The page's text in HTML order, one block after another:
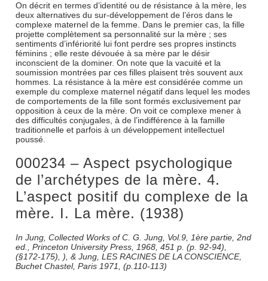
On décrit en termes d’identité ou de résistance à la mère, les
deux alternatives du sur-développement de l’éros dans le
complexe maternel de la femme. Dans le premier cas, la fille
projette complètement sa personnalité sur la mère ; ses
sentiments d’infériorité lui font perdre ses propres instincts
féminins ; elle reste dévouée à sa mère par le désir
inconscient de la dominer. On note que la vacuité et la
soumission montrées par ces filles plaisent très souvent aux
hommes. La résistance à la mère est considérée comme un
exemple du complexe maternel négatif dans lequel les modes
de comportements de la fille sont formés exclusivement par
opposition à ceux de la mère. On voit ce complexe mener à
des difficultés conjugales, à de l’indifférence à la famille
traditionnelle et parfois à un développement intellectuel
poussé.
000234 – Aspect psychologique
de l’archétypes de la mère. 4.
L’aspect positif du complexe de la
mère. I. La mère. (1938)
In Jung, Collected Works of C. G. Jung, Vol.9, 1ère partie, 2nd
ed., Princeton University Press, 1968, 451 p. (p. 92-94),
(§172-175), ), & Jung, LES RACINES DE LA CONSCIENCE,
Buchet Chastel, Paris 1971, (p.110-113)